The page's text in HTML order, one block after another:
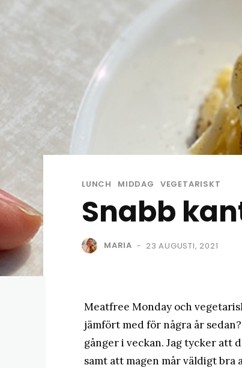
LUNCH MIDDAG VEGETARISKT
Snabb
MARIA - 23 AUGUSTI, 2021
Meatfree Monday och
jämfört med för några år
gånger i veckan. Jag tycker att
samt att magen mår väldigt bra